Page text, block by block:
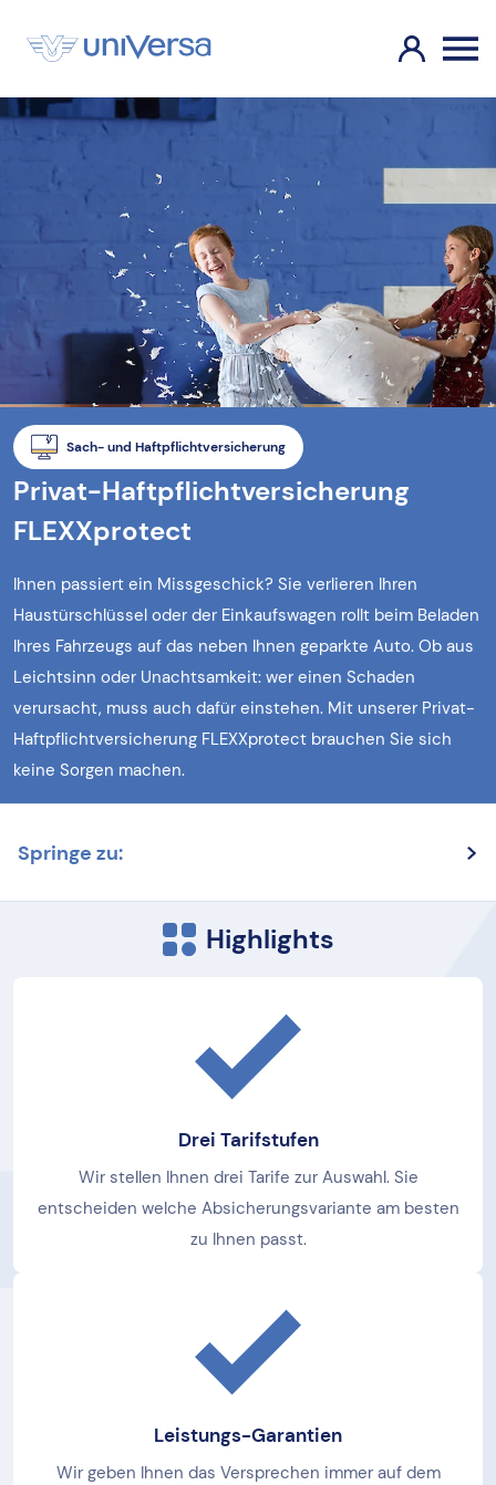
Sach- und Haftpflichtversicherung
Privat-Haftpflichtversicherung
FLEXXprotect
Ihnen passiert ein Missgeschick? Sie verlieren Ihren
Haustürschlüssel oder der Einkaufswagen rollt beim Beladen
Ihres Fahrzeugs auf das neben Ihnen geparkte Auto. Ob aus
Leichtsinn oder Unachtsamkeit: wer einen Schaden
verursacht, muss auch dafür einstehen. Mit unserer Privat-
Haftpflichtversicherung FLEXXprotect brauchen Sie sich
keine Sorgen machen.
Springe zu:
Highlights
Drei Tarifstufen
Wir stellen Ihnen drei Tarife zur Auswahl. Sie
entscheiden welche Absicherungsvariante am besten
zu Ihnen passt.
Leistungs-Garantien
Wir geben Ihnen das Versprechen immer auf dem